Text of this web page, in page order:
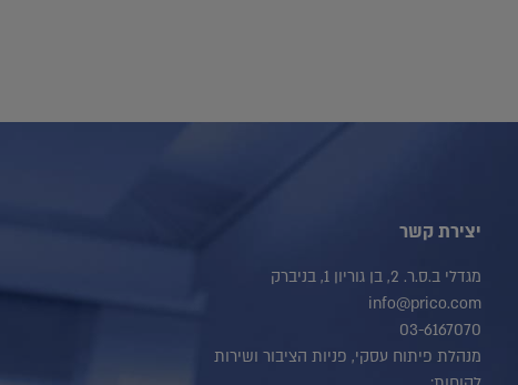
יצירת קשר
מגדלי ב.ס.ר. 2, בן גוריון 1, בניברק
info@prico.com
03-6167070
מנהלת פיתוח עסקי, פניות הציבור ושירות